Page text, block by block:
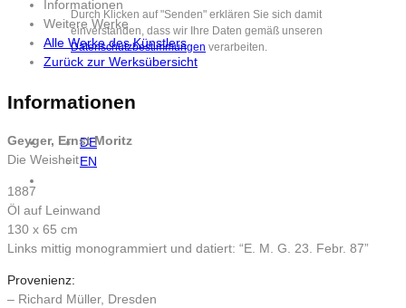
Durch Klicken auf "Senden" erklären Sie sich damit
einverstanden, dass wir Ihre Daten gemäß unseren
Datenschutzbestimmungen verarbeiten.
DE
EN
Informationen
Weitere Werke
Alle Werke des Künstlers
Zurück zur Werksübersicht
Informationen
Geyger, Ernst Moritz
Die Weisheit
1887
Öl auf Leinwand
130 x 65 cm
Links mittig monogrammiert und datiert: “E. M. G. 23. Febr. 87”
Provenienz:
– Richard Müller, Dresden